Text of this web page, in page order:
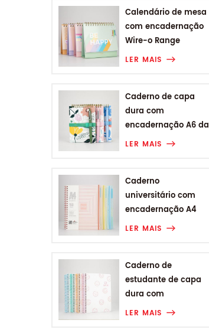
Calendário de mesa
com encadernação
Wire-o Range
Rainbow
LER MAIS
Caderno de capa
dura com
encadernação A6 da
linha Plant Flower
LER MAIS
Caderno
universitário com
encadernação A4
com faixa
LER MAIS
Caderno de
estudante de capa
dura com
encadernação
LER MAIS